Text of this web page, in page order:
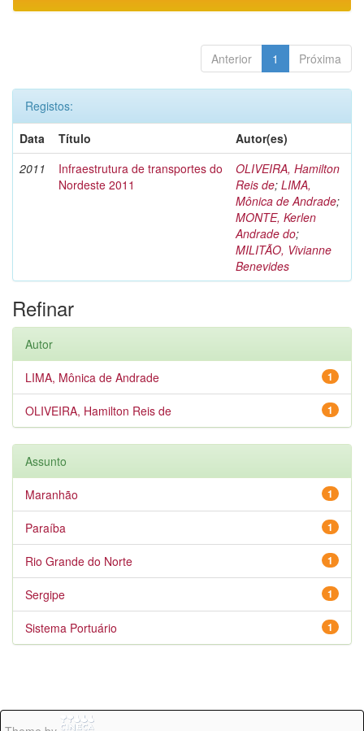
Anterior 1 Próxima
Registos:
Data
Título
Autor(es)
2011
Infraestrutura de transportes do
Nordeste 2011
OLIVEIRA, Hamilton
Reis de; LIMA,
Mônica de Andrade;
MONTE, Kerlen
Andrade do;
MILITÃO, Vivianne
Benevides
Refinar
Autor
1
LIMA, Mônica de Andrade
1
OLIVEIRA, Hamilton Reis de
Assunto
1
Maranhão
1
Paraíba
1
Rio Grande do Norte
1
Sergipe
1
Sistema Portuário